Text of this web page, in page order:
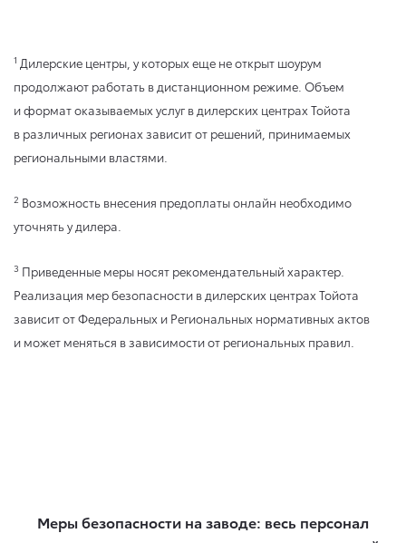
1 Дилерские центры, у которых еще не открыт шоурум
продолжают работать в дистанционном режиме. Объем
и формат оказываемых услуг в дилерских центрах Тойота
в различных регионах зависит от решений, принимаемых
региональными властями.
2 Возможность внесения предоплаты онлайн необходимо
уточнять у дилера.
3 Приведенные меры носят рекомендательный характер.
Реализация мер безопасности в дилерских центрах Тойота
зависит от Федеральных и Региональных нормативных актов
и может меняться в зависимости от региональных правил.
Меры безопасности на заводе: весь персонал